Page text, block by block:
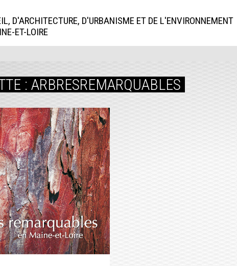
D'ARCHITECTURE, D'URBANISME ET DE L'ENVIRONNEMENT
ET-LOIRE
: ARBRESREMARQUABLES